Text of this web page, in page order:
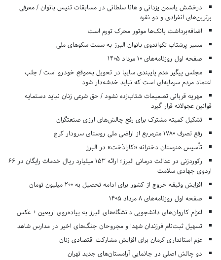
درخشش یاسمن یزدانی و هانا سلطانی در مسابقات تنیس بانوان / معرفی
برترین‌های انفرادی و دو نفره
اضافه‌برداشت بانک‌ها موتور محرک تورم است
مسیر پرشتاب تکواندوی بانوان البرز به سمت سکوهای ملی
صفحه اول روزنامه‌های 10 مرداد 1405
مجلس پیگیر عدم پایبندی سایپا در تحویل به‌موقع خودرو است / جلب
اعتماد مردم سرمایه‌ای است که نباید خدشه‌دار شود
مهریه قربانی تصمیمات شتاب‌زده نشود / حق شرعی زنان نباید دستمایه
قوانین عجولانه قرار گیرد
تشکیل کمیته مشترک برای رفع چالش‌های ارزی صنعتگران
رفع تصرف ۱۷۸۰ مترمربع از اراضی ملی روستای سرودار کرج
تأسیس هنرستان دخترانه «کارادُخت» در البرز
رکوردزنی در عدالت درمانی البرز؛ ارائه ۱۵۳ میلیارد ریال خدمات رایگان در ۶۶
اردوی جهادی سلامت
افزایش وثیقه خروج از کشور برای ادامه تحصیل به ۲۰۰ میلیون تومان
صفحه اول روزنامه‌های 8 مرداد 1405
اعزام کاروان‌های دانشجویی دانشگاه‌های البرز به پیاده‌روی اربعین + عکس
تسهیل ثبت‌نام فرزندان شهدا و مجروحان جنگ‌های اخیر در مدارس شاهد
عزم استانداری کرمان برای افزایش مشارکت اقتصادی زنان
دو چالش اصلی در جانمایی آرامستان‌های جدید تهران